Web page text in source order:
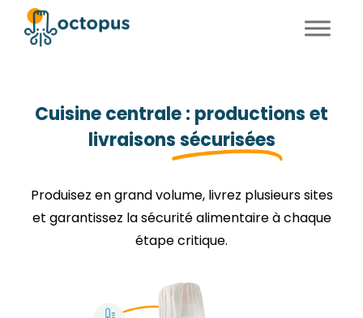
Cuisine centrale : productions et
livraisonssécurisées
Produisez en grand volume, livrez plusieurs sites
et garantissez la sécurité alimentaire à chaque
étape critique.